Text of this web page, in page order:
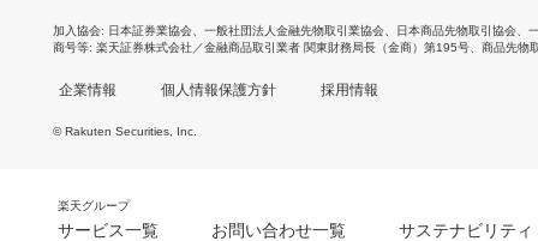
加入協会 日本証券業協会 一般社団法人金融先物取引業協会 日本商品先物取引協会
商号等 楽天証券株式会社／金融商品取引業者 関東財務局長（金商）第195号、商品先物
企業情報 個人情報保護方針 採用情報
© Rakuten Securities, Inc.
楽天グループ
サービス一覧 お問い合わせ一覧 サステナビリティ